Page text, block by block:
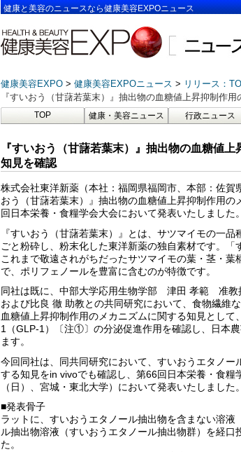
健康と美容のニュースなら健康美容EXPOニュース
健康美容EXPO 健康美容EXPOニュース リリース：
『すいおう（甘藷若葉末）』抽出物の血糖値上昇抑制作
TOP 健康・美容ニュース 行政ニュース
『すいおう（甘藷若葉末）』抽出物の血糖値
知見を確認
株式会社東洋新薬（本社：福岡県福岡市、本部：佐
おう（甘藷若葉末）』抽出物の血糖値上昇抑制作用
回日本栄養・食糧学会大会において発表いたしました。
『すいおう（甘藷若葉末）』とは、サツマイモの一
ごと粉砕し、粉末化した東洋新薬の独自素材です。
これまで敬遠されがちだったサツマイモの葉・茎・
で、ポリフェノールを豊富に含むのが特徴です。
同社は既に、中部大学応用生物学部 津田 孝範 准
および比良 徹 助教との共同研究において、食物繊維
血糖値上昇抑制作用のメカニズムに関する知見とし
1（GLP-1）〔注①〕の分泌促進作用を確認し、日本
ます。
今回同社は、同共同研究において、すいおうエタノ
する知見をin vivoでも確認し、第66回日本栄養・食
（日）、宮城・東北大学）において発表いたしました。
■発表骨子
ラットに、すいおうエタノール抽出物を含まない溶
ル抽出物溶液（すいおうエタノール抽出物群）を経
た。